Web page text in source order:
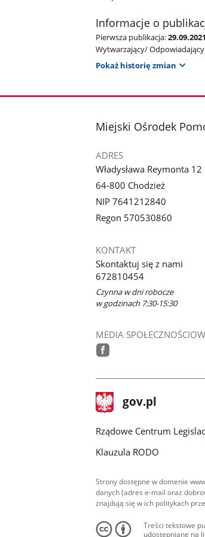
Informacje o
Pierwsza publikacja:
Wytwarzający/
Pokaż historię zmian
stopka
Miejski Ośrodek
ADRES
Władysława Reymonta 12
64-800 Chodzież
NIP 7641212840
Regon 570530860
KONTAKT
Skontaktuj się z nami
672810454
Czynna w dni robocze
w godzinach 7:30-15:30
MEDIA
stopka
gov.pl Strona
gov.pl
Rządowe Centrum
Klauzula RODO
Strony dostępne w domenie
danych (adres e-mail oraz
znajdują się w ich politykach
Treści tekstowe
udostępniane na